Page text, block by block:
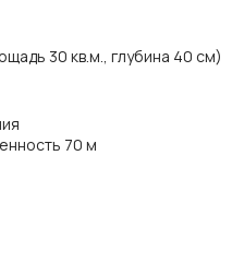
30 кв.м., глубина 40 см)
70 м